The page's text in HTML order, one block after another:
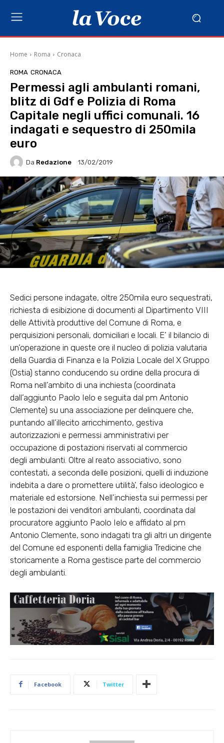
Home Roma Cronaca
ROMA CRONACA
Permessi agli ambulanti romani,
blitz di Gdf e Polizia di Roma
Capitale negli uffici comunali. 16
indagati e sequestro di 250mila
euro
Da Redazione 13/02/2019
Sedici persone indagate, oltre 250mila euro sequestrati,
richiesta di esibizione di documenti al Dipartimento VIII
delle Attività produttive del Comune di Roma, e
perquisizioni personali, domiciliari e locali. E’ il bilancio di
un’operazione in queste ore il nucleo di polizia valutaria
della Guardia di Finanza e la Polizia Locale del X Gruppo
(Ostia) stanno conducendo su ordine della procura di
Roma nell’ambito di una inchiesta (coordinata
dall’aggiunto Paolo Ielo e seguita dal pm Antonio
Clemente) su una associazione per delinquere che,
puntando all’illecito arricchimento, gestiva
autorizzazioni e permessi amministrativi per
occupazione di postazioni riservati al commercio
degli ambulanti . Oltre al reato associativo, sono
contestati, a seconda delle posizioni, quelli di induzione
indebita a dare o promettere utilità’, falso ideologico e
materiale ed estorsione. Nell’inchiesta sui permessi per
le postazioni dei venditori ambulanti, coordinata dal
procuratore aggiunto Paolo Ielo e affidato al pm
Antonio Clemente, sono indagati tra gli altri un dirigente
del Comune ed esponenti della famiglia Tredicine che
storicamente a Roma gestisce parte del commercio
degli ambulanti
Facebook Twitter